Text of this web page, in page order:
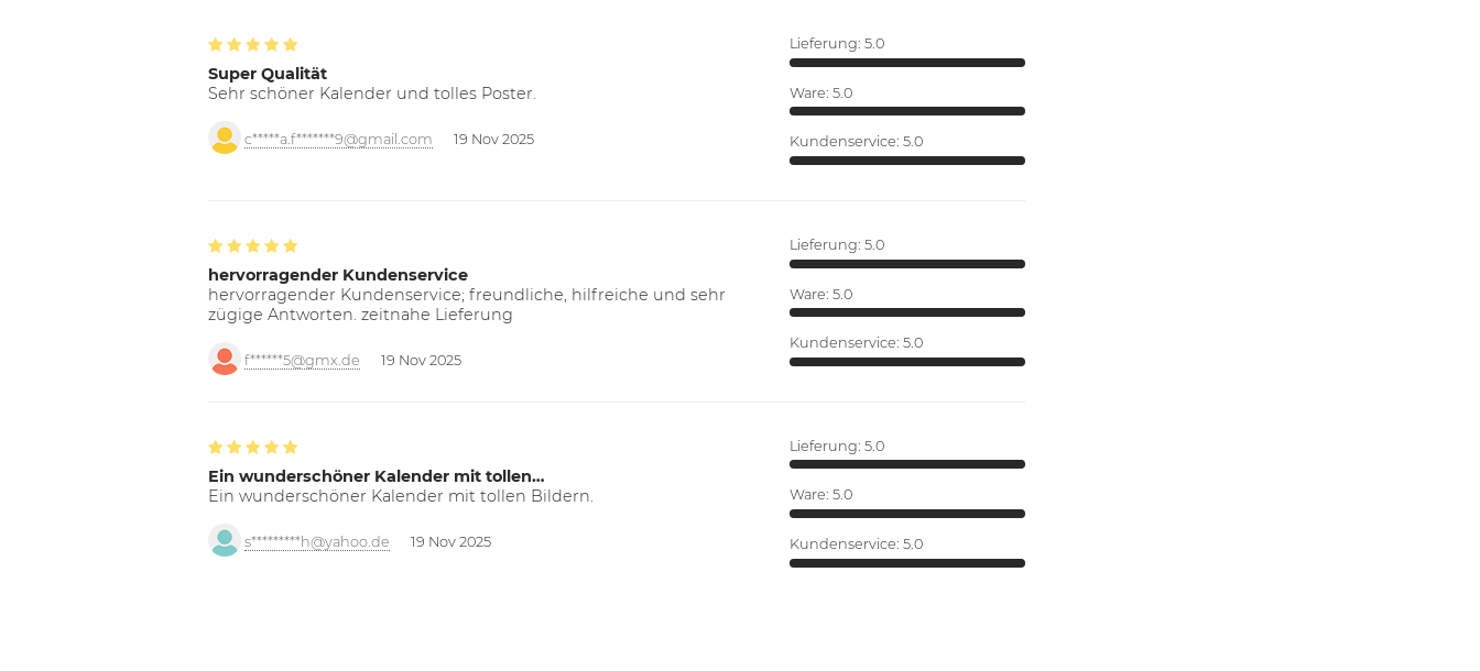
Super Qualität
Sehr schöner Kalender und tolles Poster.
c*****a.f*******9@gmail.com 19 Nov 2025
Lieferung: 5.0
Ware: 5.0
Kundenservice: 5.0
hervorragender Kundenservice
hervorragender Kundenservice; freundliche, hilfreiche und sehr
zügige Antworten. zeitnahe Lieferung
f******5@gmx.de 19 Nov 2025
Lieferung: 5.0
Ware: 5.0
Kundenservice: 5.0
Ein wunderschöner Kalender mit tollen…
Ein wunderschöner Kalender mit tollen Bildern.
s*********h@yahoo.de 19 Nov 2025
Lieferung: 5.0
Ware: 5.0
Kundenservice: 5.0